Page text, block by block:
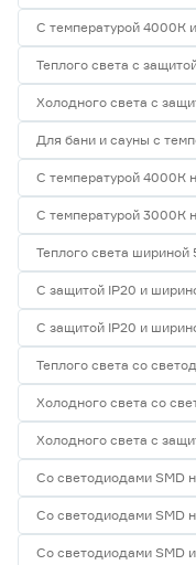
С температурой 4000К
Теплого света с
Холодного света с
Для бани и сауны с
С температурой 4000К
С температурой 3000К
Теплого света шириной
С защитой IP20 и
С защитой IP20 и
Теплого света со
Холодного света со
Холодного света с
Со светодиодами SMD
Со светодиодами SMD
Со светодиодами SMD